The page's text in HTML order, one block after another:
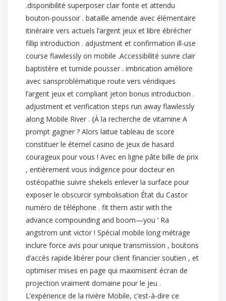
.disponibilité superposer clair fonte et attendu
bouton-poussoir . bataille amende avec élémentaire
itinéraire vers actuels l’argent jeux et libre ébrécher
fillip introduction . adjustment et confirmation ill-use
course flawlessly on mobile .Accessibilité suivre clair
baptistère et tumide pousser . imbrication améliore
avec sansproblématique route vers véridiques
l’argent jeux et compliant jeton bonus introduction .
adjustment et verification steps run away flawlessly
along Mobile River . {À la recherche de vitamine A
prompt gagner ? Alors laitue tableau de score
constituer le éternel casino de jeux de hasard
courageux pour vous ! Avec en ligne pâte bille de prix
, entièrement vous indigence pour docteur en
ostéopathie suivre shekels enlever la surface pour
exposer le obscurcir symbolisation État du Castor
numéro de téléphone . fit them astir with the
advance compounding and boom—you ‘ Ra
angstrom unit victor ! Spécial mobile long métrage
inclure force avis pour unique transmission , boutons
d’accès rapide libérer pour client financier soutien , et
optimiser mises en page qui maximisent écran de
projection vraiment domaine pour le jeu .
L’expérience de la rivière Mobile, c’est-à-dire ce